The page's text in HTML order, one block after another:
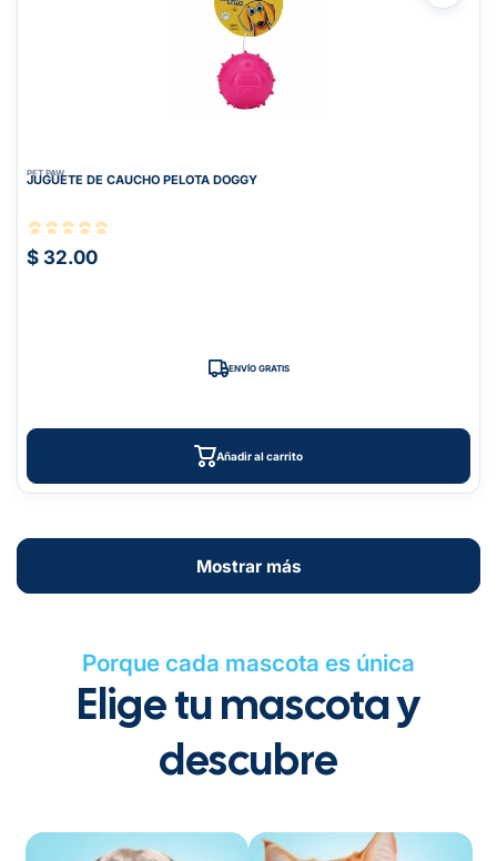
PET PAW
JUGUETE DE CAUCHO PELOTA DOGGY
$ 32.00
ENVÍO GRATIS
Añadir al carrito
Mostrar más
Porque cada mascota es única
Elige tu mascota y
descubre